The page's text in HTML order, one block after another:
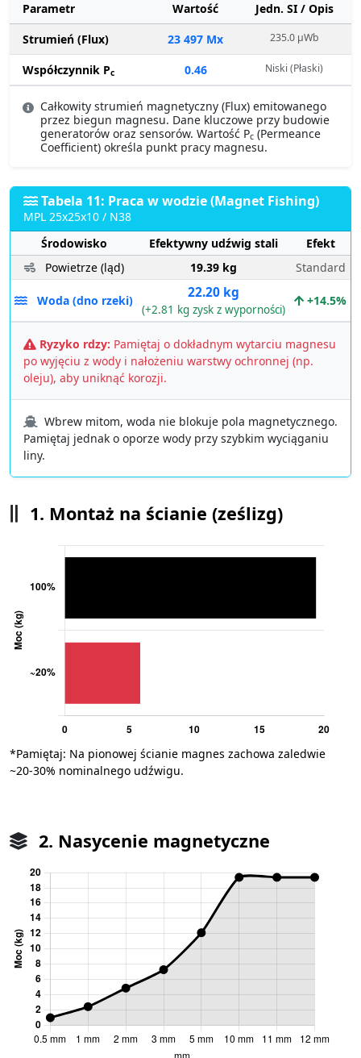
Parametr Wartość
Jedn. SI / Opis
Strumień (Flux)
23 497 Mx 235.0 µWb
Współczynnik Pc 0.46 Niski (Płaski)
Całkowity strumień magnetyczny (Flux) emitowanego
przez biegun magnesu. Dane kluczowe przy budowie
generatorów oraz sensorów. Wartość Pc (Permeance
Coefficient) określa punkt pracy magnesu.
Tabela 11: Praca w wodzie (Magnet Fishing)
MPL 25x25x10 / N38
Środowisko
Efektywny udźwig stali
Efekt
Powietrze (ląd)
19.39 kg Standard
Woda (dno rzeki) 22.20 kg
(+2.81 kg zysk z wyporności)
+14.5%
Ryzyko rdzy: Pamiętaj o dokładnym wytarciu magnesu
po wyjęciu z wody i nałożeniu warstwy ochronnej (np.
oleju), aby uniknąć korozji.
Wbrew mitom, woda nie blokuje pola magnetycznego.
Pamiętaj jednak o oporze wody przy szybkim wyciąganiu
liny.
1. Montaż na ścianie (ześlizg)
*Pamiętaj: Na pionowej ścianie magnes zachowa zaledwie
~20-30% nominalnego udźwigu.
2. Nasycenie magnetyczne